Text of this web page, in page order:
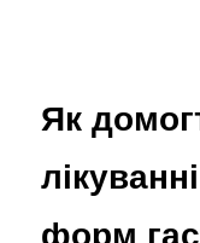
Як